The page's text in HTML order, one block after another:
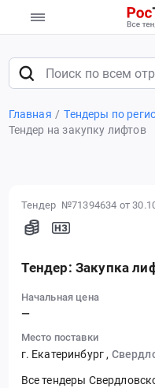
Главная Тендеры по
Тендер на закупку лифтов
Тендер №71394634 от
Тендер: Закупка
Начальная цена
—
Место поставки
г. Екатеринбург ,
Все тендеры